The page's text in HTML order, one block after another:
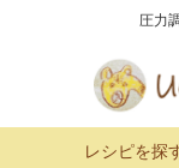
圧力
レシピを探